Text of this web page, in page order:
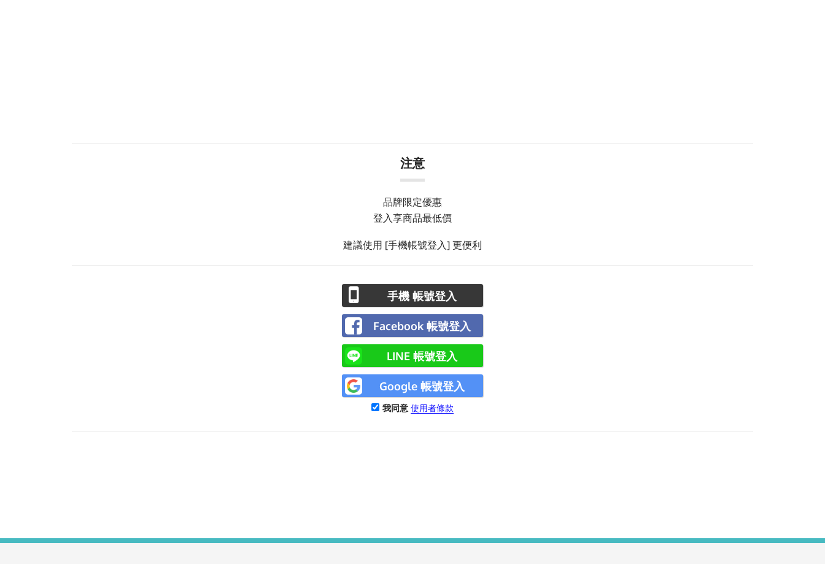
注意
品牌限定優惠
登入享商品最低價
建議使用 [手機帳號登入] 更便利
手機 帳號登入
Facebook 帳號登入
LINE 帳號登入
Google 帳號登入
我同意 使用者條款